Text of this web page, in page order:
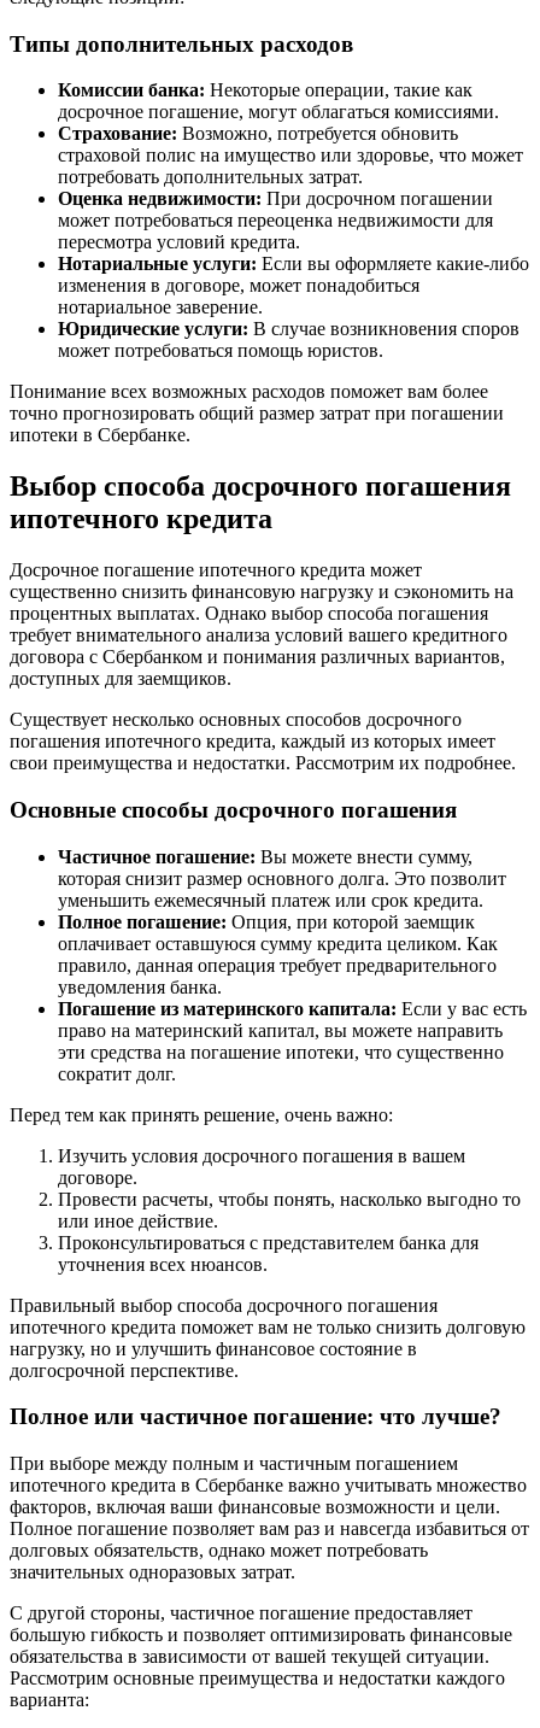
Типы дополнительных расходов
Комиссии банка: Некоторые операции, такие как
досрочное погашение, могут облагаться комиссиями.
Страхование: Возможно, потребуется обновить
страховой полис на имущество или здоровье, что может
потребовать дополнительных затрат.
Оценка недвижимости: При досрочном погашении
может потребоваться переоценка недвижимости для
пересмотра условий кредита.
Нотариальные услуги: Если вы оформляете какие-либо
изменения в договоре, может понадобиться
нотариальное заверение.
Юридические услуги: В случае возникновения споров
может потребоваться помощь юристов.
Понимание всех возможных расходов поможет вам более
точно прогнозировать общий размер затрат при погашении
ипотеки в Сбербанке.
Выбор способа досрочного погашения
ипотечного кредита
Досрочное погашение ипотечного кредита может
существенно снизить финансовую нагрузку и сэкономить на
процентных выплатах. Однако выбор способа погашения
требует внимательного анализа условий вашего кредитного
договора с Сбербанком и понимания различных вариантов,
доступных для заемщиков.
Существует несколько основных способов досрочного
погашения ипотечного кредита, каждый из которых имеет
свои преимущества и недостатки. Рассмотрим их подробнее.
Основные способы досрочного погашения
Частичное погашение: Вы можете внести сумму,
которая снизит размер основного долга. Это позволит
уменьшить ежемесячный платеж или срок кредита.
Полное погашение: Опция, при которой заемщик
оплачивает оставшуюся сумму кредита целиком. Как
правило, данная операция требует предварительного
уведомления банка.
Погашение из материнского капитала: Если у вас есть
право на материнский капитал, вы можете направить
эти средства на погашение ипотеки, что существенно
сократит долг.
Перед тем как принять решение, очень важно:
Изучить условия досрочного погашения в вашем
договоре.
Провести расчеты, чтобы понять, насколько выгодно то
или иное действие.
Проконсультироваться с представителем банка для
уточнения всех нюансов.
Правильный выбор способа досрочного погашения
ипотечного кредита поможет вам не только снизить долговую
нагрузку, но и улучшить финансовое состояние в
долгосрочной перспективе.
Полное или частичное погашение: что лучше?
При выборе между полным и частичным погашением
ипотечного кредита в Сбербанке важно учитывать множество
факторов, включая ваши финансовые возможности и цели.
Полное погашение позволяет вам раз и навсегда избавиться от
долговых обязательств, однако может потребовать
значительных одноразовых затрат.
С другой стороны, частичное погашение предоставляет
большую гибкость и позволяет оптимизировать финансовые
обязательства в зависимости от вашей текущей ситуации.
Рассмотрим основные преимущества и недостатки каждого
варианта: